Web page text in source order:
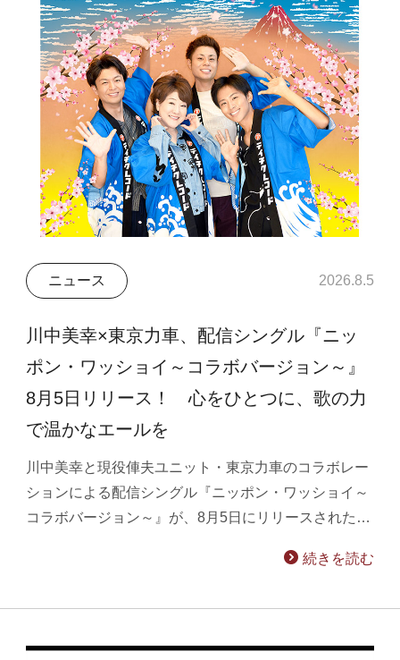
ニュース 2026.8.5
川中美幸×東京力車、配信シングル『ニッ
ポン・ワッショイ～コラボバージョン～』
8月5日リリース！ 心をひとつに、歌の力
で温かなエールを
川中美幸と現役俥夫ユニット・東京力車のコラボレー
ションによる配信シングル『ニッポン・ワッショイ～
コラボバージョン～』が、8月5日にリリースされた…
続きを読む